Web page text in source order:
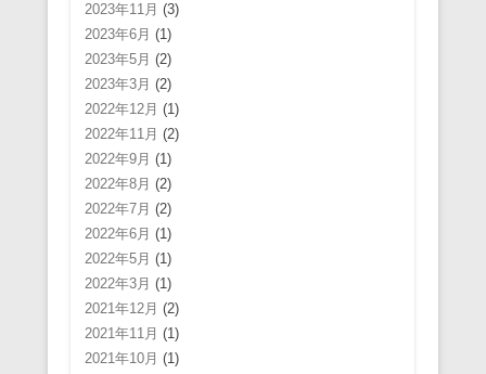
2023年11月 (3)
2023年6月 (1)
2023年5月 (2)
2023年3月 (2)
2022年12月 (1)
2022年11月 (2)
2022年9月 (1)
2022年8月 (2)
2022年7月 (2)
2022年6月 (1)
2022年5月 (1)
2022年3月 (1)
2021年12月 (2)
2021年11月 (1)
2021年10月 (1)